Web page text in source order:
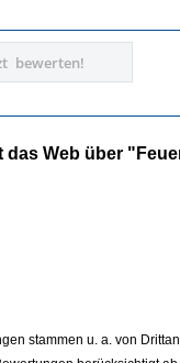
bewerten!
das Web über
stammen u. a. von